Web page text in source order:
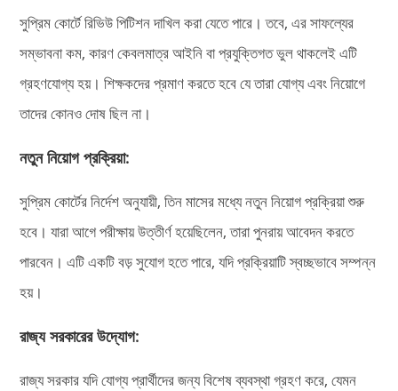
সুপ্রিম কোর্টে রিভিউ পিটিশন দাখিল করা যেতে পারে। তবে, এর সাফল্যের
সম্ভাবনা কম, কারণ কেবলমাত্র আইনি বা প্রযুক্তিগত ভুল থাকলেই এটি
গ্রহণযোগ্য হয়। শিক্ষকদের প্রমাণ করতে হবে যে তারা যোগ্য এবং নিয়োগে
তাদের কোনও দোষ ছিল না।
নতুন নিয়োগ প্রক্রিয়া:
সুপ্রিম কোর্টের নির্দেশ অনুযায়ী, তিন মাসের মধ্যে নতুন নিয়োগ প্রক্রিয়া শুরু
হবে। যারা আগে পরীক্ষায় উত্তীর্ণ হয়েছিলেন, তারা পুনরায় আবেদন করতে
পারবেন। এটি একটি বড় সুযোগ হতে পারে, যদি প্রক্রিয়াটি স্বচ্ছভাবে সম্পন্ন
হয়।
রাজ্য সরকারের উদ্যোগ:
রাজ্য সরকার যদি যোগ্য প্রার্থীদের জন্য বিশেষ ব্যবস্থা গ্রহণ করে, যেমন